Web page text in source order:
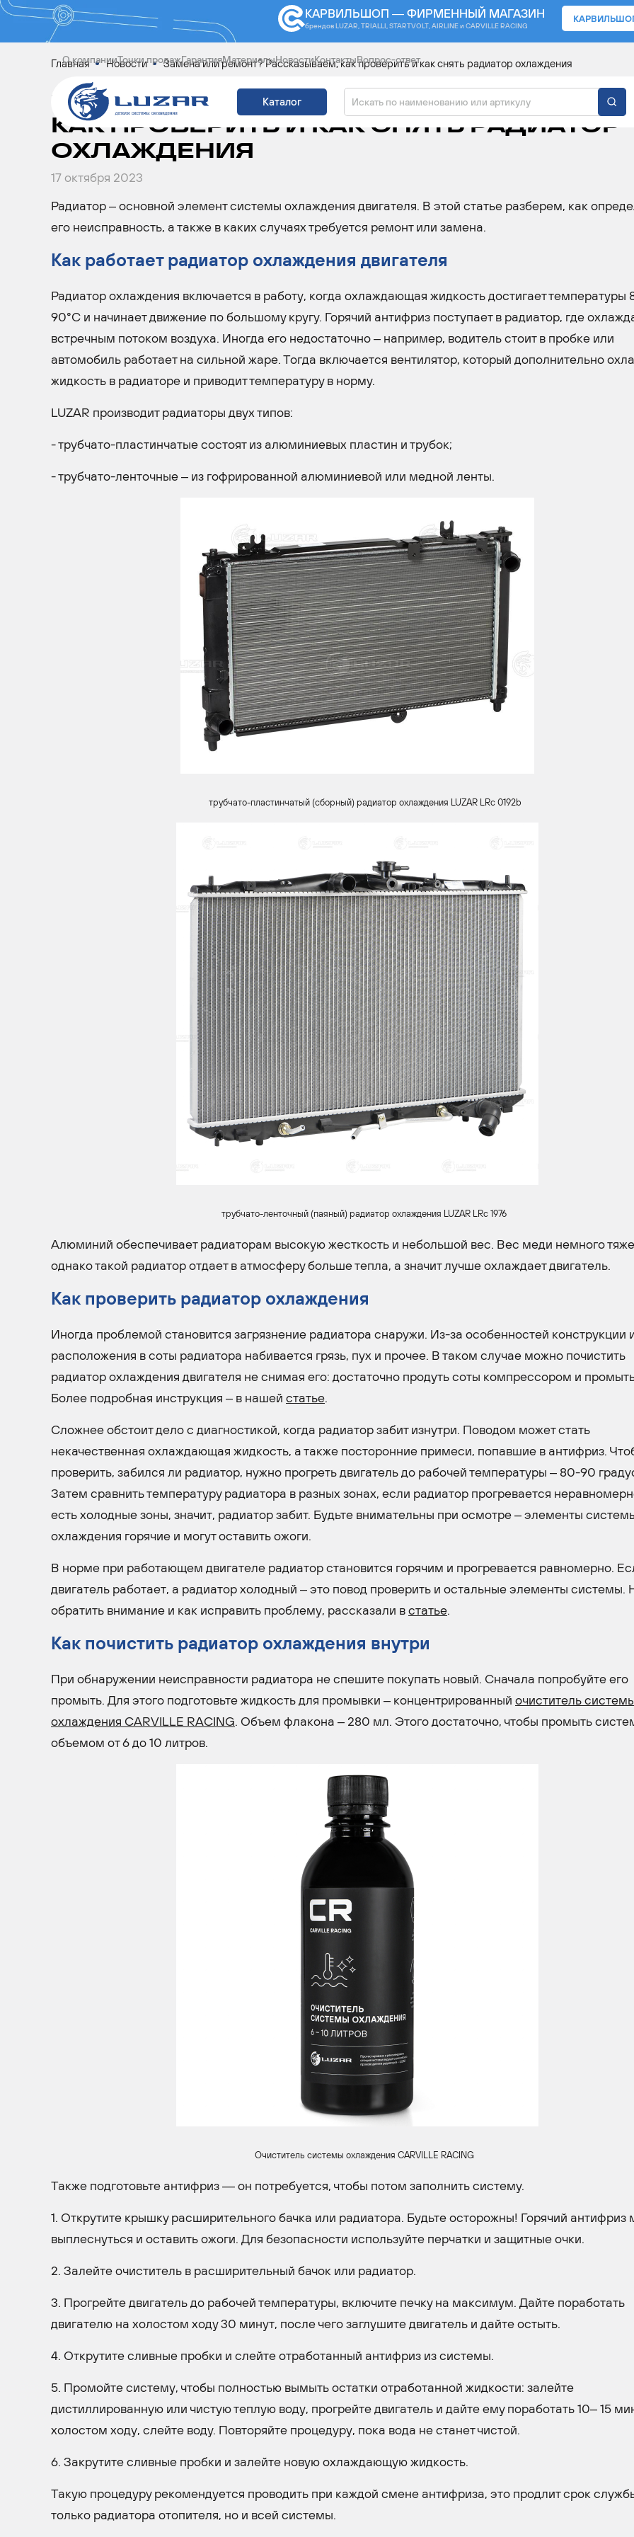
КАРВИЛЬШОП — ФИРМЕННЫЙ МАГАЗИН
брендовLUZAR, TRIALLI, STARTVOLT, AIRLINE и CARVILLE RACING
О компанииТочки продажГарантияМатериалыНовостиКонтактыВопрос-ответ
Каталог
Главная Новости Замена или ремонт? Рассказываем, как проверить и как снять радиатор охлаждения
ЗАМЕНА ИЛИ РЕМОНТ? РАССКАЗЫВАЕМ,
КАК ПРОВЕРИТЬ И КАК СНЯТЬ РАДИАТОР
ОХЛАЖДЕНИЯ
17 октября 2023
Радиатор – основной элемент системы охлаждения двигателя. В этой статье разберем, как
его неисправность, а также в каких случаях требуется ремонт или замена.
Как работает радиатор охлаждения двигателя
Радиатор охлаждения включается в работу, когда охлаждающая жидкость достигает температуры
90°С и начинает движение по большому кругу. Горячий антифриз поступает в радиатор, где
встречным потоком воздуха. Иногда его недостаточно – например, водитель стоит в пробке или
автомобиль работает на сильной жаре. Тогда включается вентилятор, который дополнительно
жидкость в радиаторе и приводит температуру в норму.
LUZAR производит радиаторы двух типов:
- трубчато-пластинчатые состоят из алюминиевых пластин и трубок;
- трубчато-ленточные – из гофрированной алюминиевой или медной ленты.
трубчато-пластинчатый (сборный) радиатор охлаждения LUZAR LRc 0192b
трубчато-ленточный (паяный) радиатор охлаждения LUZAR LRc 1976
Алюминий обеспечивает радиаторам высокую жесткость и небольшой вес. Вес меди немного
однако такой радиатор отдает в атмосферу больше тепла, а значит лучше охлаждает двигатель.
Как проверить радиатор охлаждения
Иногда проблемой становится загрязнение радиатора снаружи. Из-за особенностей конструкции
расположения в соты радиатора набивается грязь, пух и прочее. В таком случае можно почистить
радиатор охлаждения двигателя не снимая его: достаточно продуть соты компрессором и
Более подробная инструкция – в нашей статье.
Сложнее обстоит дело с диагностикой, когда радиатор забит изнутри. Поводом может стать
некачественная охлаждающая жидкость, а также посторонние примеси, попавшие в антифриз.
проверить, забился ли радиатор, нужно прогреть двигатель до рабочей температуры – 80-90
Затем сравнить температуру радиатора в разных зонах, если радиатор прогревается
есть холодные зоны, значит, радиатор забит. Будьте внимательны при осмотре – элементы
охлаждения горячие и могут оставить ожоги.
В норме при работающем двигателе радиатор становится горячим и прогревается равномерно.
двигатель работает, а радиатор холодный – это повод проверить и остальные элементы системы.
обратить внимание и как исправить проблему, рассказали встатье.
Как почистить радиатор охлаждения внутри
При обнаружении неисправности радиатора не спешите покупать новый. Сначала попробуйте его
промыть. Для этого подготовьте жидкость для промывки – концентрированный очиститель
охлаждения CARVILLE RACING. Объем флакона – 280 мл. Этого достаточно, чтобы промыть
объемом от 6 до 10 литров.
Очиститель системы охлаждения CARVILLE RACING
Также подготовьте антифриз — он потребуется, чтобы потом заполнить систему.
1. Открутите крышку расширительного бачка или радиатора. Будьте осторожны! Горячий антифриз
выплеснуться и оставить ожоги. Для безопасности используйте перчатки и защитные очки.
2. Залейте очиститель в расширительный бачок или радиатор.
3. Прогрейте двигатель до рабочей температуры, включите печку на максимум. Дайте поработать
двигателю на холостом ходу 30 минут, после чего заглушите двигатель и дайте остыть.
4. Открутите сливные пробки и слейте отработанный антифриз из системы.
5. Промойте систему, чтобы полностью вымыть остатки отработанной жидкости: залейте
дистиллированную или чистую теплую воду, прогрейте двигатель и дайте ему поработать 10– 15
холостом ходу, слейте воду. Повторяйте процедуру, пока вода не станет чистой.
6. Закрутите сливные пробки и залейте новую охлаждающую жидкость.
Такую процедуру рекомендуется проводить при каждой смене антифриза, это продлит срок
только радиатора отопителя, но и всей системы.